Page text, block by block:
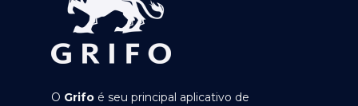
O Grifo é seu principal aplicativo de